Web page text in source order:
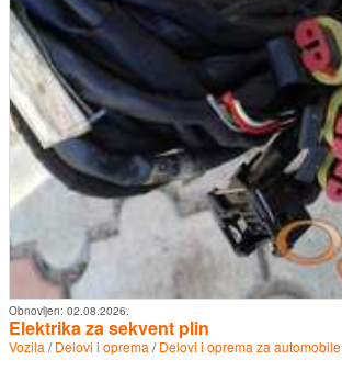
Obnovljen: 02.08.2026.
Elektrika za sekvent plin
Vozila /Delovi i oprema /Delovi i oprema za automobile